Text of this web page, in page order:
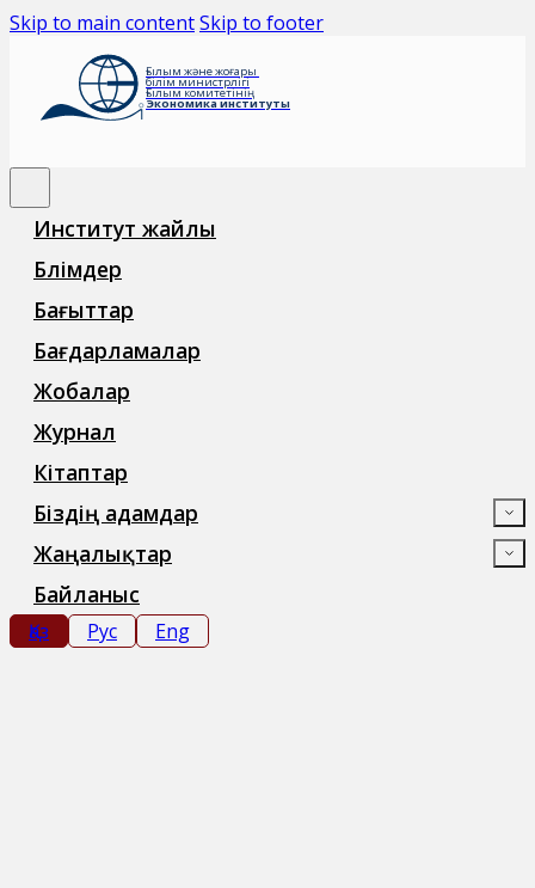
Skip to main contentSkip to footer
Ғылым және жоғары
білім министрлігі
Ғылым комитетінің
Экономика институты
Институт жайлы
Бөлімдер
Бағыттар
Бағдарламалар
Жобалар
Журнал
Кітаптар
Біздің адамдар
Жаңалықтар
Байланыс
Қаз Рус Eng